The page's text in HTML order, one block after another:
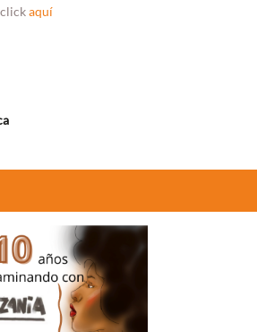
aquí